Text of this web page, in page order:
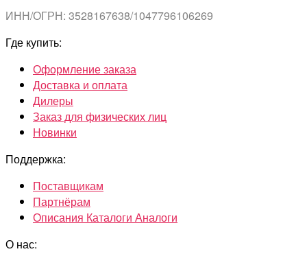
ИНН/ОГРН: 3528167638/1047796106269
Где купить:
Оформление заказа
Доставка и оплата
Дилеры
Заказ для физических лиц
Новинки
Поддержка:
Поставщикам
Партнёрам
Описания Каталоги Аналоги
О нас: